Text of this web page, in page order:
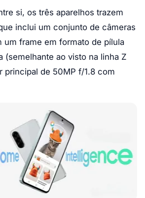
si, os três aparelhos trazem
inclui um conjunto de câmeras
um frame em formato de pílula
(semelhante ao visto na linha Z
principal de 50MP f/1.8 com